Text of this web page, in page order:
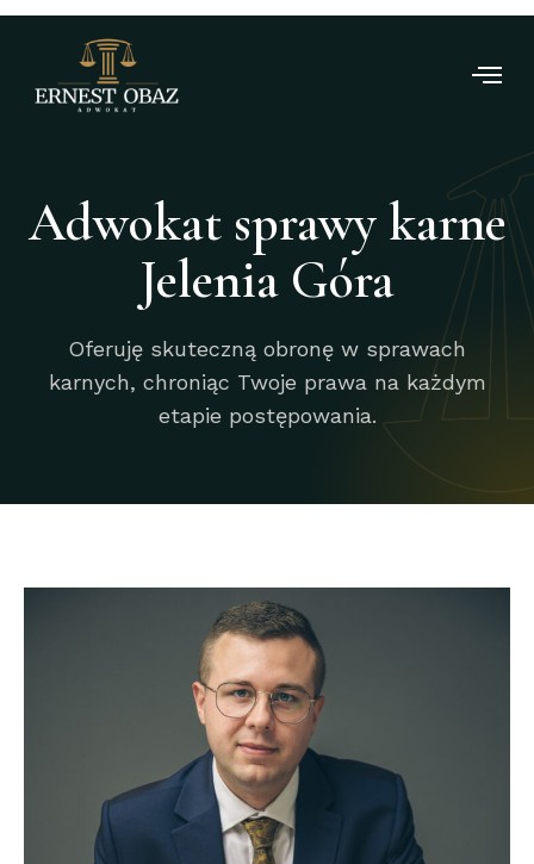
Adwokat sprawy karne
Jelenia Góra
Oferuję skuteczną obronę w sprawach
karnych, chroniąc Twoje prawa na każdym
etapie postępowania.